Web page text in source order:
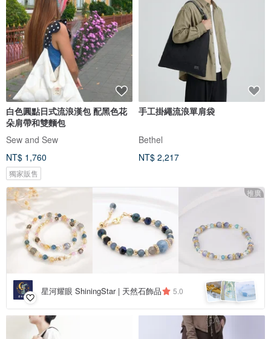
白色圓點日式流浪漢包 配黑色花
朵肩帶和雙麵包
Sew and Sew
NT$ 1,760
獨家販售
手工掛繩流浪單肩袋
Bethel
NT$ 2,217
推廣
星河耀眼 ShiningStar | 天然石飾品 5.0